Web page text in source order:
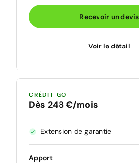
Recevoir un devis
Voir le détail
CRÉDIT GO
Dès 248 €/mois
Extension de garantie
Apport